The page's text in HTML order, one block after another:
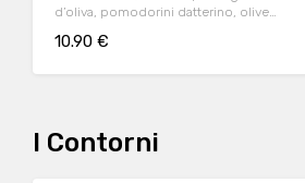
d’oliva, pomodorini datterino, olive
DOP (24m.) e origano
10.90 €
I Contorni